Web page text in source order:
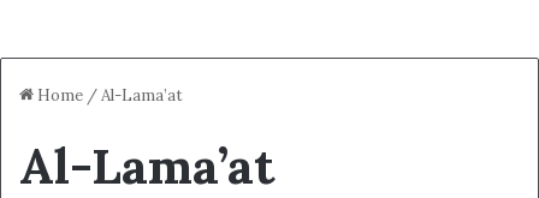
Home /Al-Lama’at
Al-Lama’at